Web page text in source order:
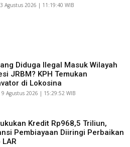
Agustus 2026 | 11:19:40 WIB
Diduga Ilegal Masuk Wilayah
JRBM? KPH Temukan
di Lokosina
9 Agustus 2026 | 15:29:52 WIB
Kredit Rp968,5 Triliun,
Pembiayaan Diiringi Perbaikan
LAR